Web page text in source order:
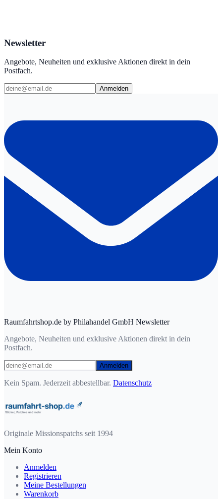
Newsletter
Angebote, Neuheiten und exklusive Aktionen direkt in dein
Postfach.
Anmelden
Raumfahrtshop.de by Philahandel GmbH Newsletter
Angebote, Neuheiten und exklusive Aktionen direkt in dein
Postfach.
Anmelden
Kein Spam. Jederzeit abbestellbar. Datenschutz
Originale Missionspatchs seit 1994
Mein Konto
Anmelden
Registrieren
Meine Bestellungen
Warenkorb